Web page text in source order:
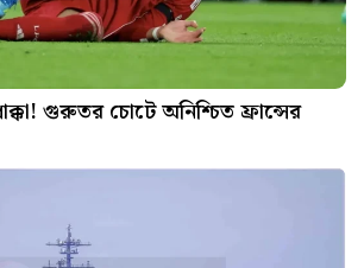
গুরুতর চোটে অনিশ্চিত ফ্রান্সের